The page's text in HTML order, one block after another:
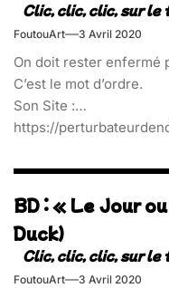
FoutouArt 3 Avril 2020
On doit rester enfermé
C’est le mot d’ordre.
Son Site :
https://
BD : « Le Jour
Duck)
FoutouArt 3 Avril 2020